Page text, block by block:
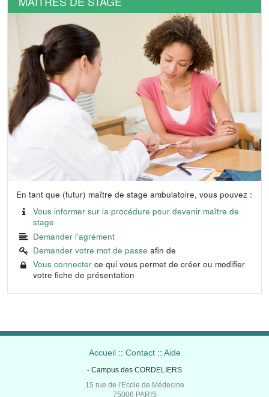
En tant que (futur) maître de stage ambulatoire, vous pouvez :
Vous informer sur la procédure pour devenir maître de
stage
Demander l'agrément
Demander votre mot de passe afin de
Vous connecter ce qui vous permet de créer ou modifier
votre fiche de présentation
Accueil:: Contact:: Aide
- Campus des CORDELIERS
15 rue de l'Ecole de Médecine
75006 PARIS